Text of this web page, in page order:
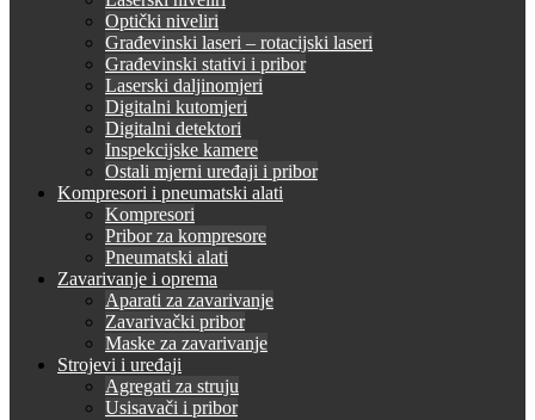
Optički niveliri
Građevinski laseri – rotacijski laseri
Građevinski stativi i pribor
Laserski daljinomjeri
Digitalni kutomjeri
Digitalni detektori
Inspekcijske kamere
Ostali mjerni uređaji i pribor
Kompresori i pneumatski alati
Kompresori
Pribor za kompresore
Pneumatski alati
Zavarivanje i oprema
Aparati za zavarivanje
Zavarivački pribor
Maske za zavarivanje
Strojevi i uređaji
Agregati za struju
Usisavači i pribor